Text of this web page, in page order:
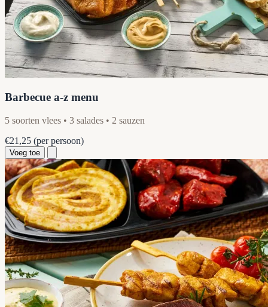
Barbecue a-z menu
5 soorten vlees • 3 salades • 2 sauzen
€21,25 (per persoon)
Voeg toe